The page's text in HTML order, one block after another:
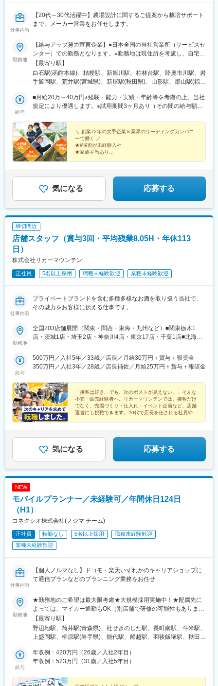
仕事内容
【20代～30代活躍中】農場設計に関するご提案から栽培サポート
まで、メーカー営業をお任せします。
勤務地
【給与アップ努力宣言企業】●日本全国の当社営業所（サービスセ
ンター）での勤務となります。※勤務地は現住所を考慮し、自宅か
ら通える事業所への配属となります。【北海道・東北エリア】北
海道/青森県/岩手県/宮城県/秋田県/山形県/福島県【関東エリア】東
京都/千葉県/埼玉県/茨城県/栃木県/群馬県【甲信越エリア】新潟県/
富山県【近畿エリア】大阪府/兵庫県/滋賀県/和歌山県/奈良県【中
国・四国エリア】岡山県/広島県/島根県/香川県/高知県【九州エリ
よる）＞勤務地により異なります。
【最寄り駅】
白石駅(函館本線)、桔梗駅、新旭川駅、柏林台駅、陸奥市川駅、岩
手飯岡駅、荒井駅(宮城県)、新屋駅(秋田県)、山形駅、郡山駅(福島
錦糸町駅、京王八王子駅、寺尾駅、朝菜町駅、乙女駅、豊科駅、
草津駅(滋賀県)、ＪＲ難波駅、厄神駅、東松江駅(島根県)、中庄
駅、首里駅、亀戸駅、桜川駅(大阪府)、汐見橋駅
給与
■月給20万～40万円※経験・能力・実績・年齢等を考慮の上、当社
規定により優遇します。※試用期間3ヶ月あり（その間の給与額の
た！～■給与例月給：271,200円（23歳、営業職、都内居住、残業
20時間を想定）≪内訳≫基本給：210,000円 （年齢により変動）
地域手当：27,000円（エリアにより変動）時間外手当 ： 36,200
円(20時間を想定)
＼ 創業72年の大手企業＆業界のリーディングカンパニ
ーで働く ／
★約9割が未経験入社
★家族手当あり
気になる 応募する
締切間近
店舗スタッフ（賞与3回・平均残業8.05H・年休113
日）
株式会社リカーマウンテン
正社員 5名以上採用 職種未経験歓迎 業種未経験歓迎
仕事内容
プライベートブランドを含む多種多様なお酒を取り扱う当社で、
その魅力をお客様に伝える仕事です。
勤務地
全国203店舗展開（関東・関西・東海・九州など）■関東栃木1
店・茨城1店・埼玉2店・神奈川4店・東京17店・千葉1店■北海道
店・富山1店・石川2店・長野2店■東海静岡3店・愛知36店・岐阜
13店・三重9店■関西滋賀24店・京都38店・大阪16店・兵庫4店・
■九州・沖縄大分1店・福岡2店・佐賀1店・長崎1店・熊本1店・宮
崎1店・鹿児島1店・沖縄2店※「関東エリア」「関西エリア」など
地域を限定しての勤務も可能です。※U・Iターン歓迎
給与
500万円／入社5年／33歳／店長／月給30万円＋賞与＋報奨金
350万円／入社3年／28歳／店長補佐／月給25万円＋賞与＋報奨金
「接客は好き。でも、次のポストが見えない。」そんな
小売・販売経験者へ。リカーマウンテンでは、接客だけ
でなく、売場づくり・仕入れ・イベント企画など、店舗
運営にも挑戦できます。20代で店長を任される社員や、
気になる 応募する
NEW
モバイルプランナー／未経験可／年間休日124日
（H1）
コネクシオ株式会社(ノジマ チーム)
正社員 転勤なし 5名以上採用
職種未経験歓迎
業種未経験歓迎
仕事内容
【個人ノルマなし】ドコモ・楽天いずれかのキャリアショップに
て通信プランなどのプランニング業務をお任せ
勤務地
★勤務地のご希望は最大限考慮★大規模採用実施中！★配属先に
よっては、マイカー通勤もOK（別店舗で研修の可能性もありま
す）※勤務地の詳細は、当社ホームページの「ショップ展開」から
ご確認ください！＜以下エリアいずれかの店舗に配属＞【北海
道・東北】北海道、青森県、岩手県、宮城県、秋田県、山形県、
信越】新潟県、長野県【北陸】富山県、石川県、福井県【東海】
岐阜県、静岡県、愛知県、三重県【関西】滋賀県、京都府、大阪
【四国】徳島県、香川県、愛媛県、高知県【九州・沖縄】福岡
【最寄り駅】
野辺地駅、筒井駅(青森県)、杜せきのした駅、長町南駅、斗米駅、
上盛岡駅、柳原駅(岩手県)、能代駅、船越駅、羽後飯塚駅、秋田
島学院前駅、本宮駅(福島県)、泉駅(常磐線)、東区役所前駅、琴似
駅(函館本線)、大谷地駅、五稜郭公園前駅、東海駅、赤塚駅、上菅
赤塚駅、燕三条駅、田上駅(新潟県)、吉田駅(新潟県)、加茂駅(新潟
給与
年収例：420万円（26歳／入社2年目）
年収例：523万円（31歳／入社5年目）